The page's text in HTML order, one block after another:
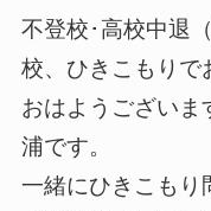
不登校･高校中退
校、ひきこもりで
おはようございま
浦です。
一緒にひきこもり